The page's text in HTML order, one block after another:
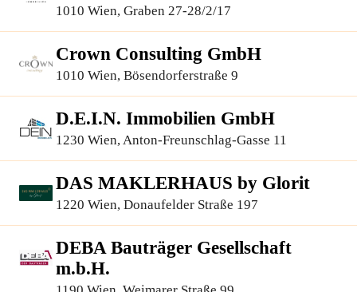
1010 Wien, Graben 27-28/2/17
Crown Consulting GmbH
1010 Wien, Bösendorferstraße 9
D.E.I.N. Immobilien GmbH
1230 Wien, Anton-Freunschlag-Gasse 11
DAS MAKLERHAUS by Glorit
1220 Wien, Donaufelder Straße 197
DEBA Bauträger Gesellschaft
m.b.H.